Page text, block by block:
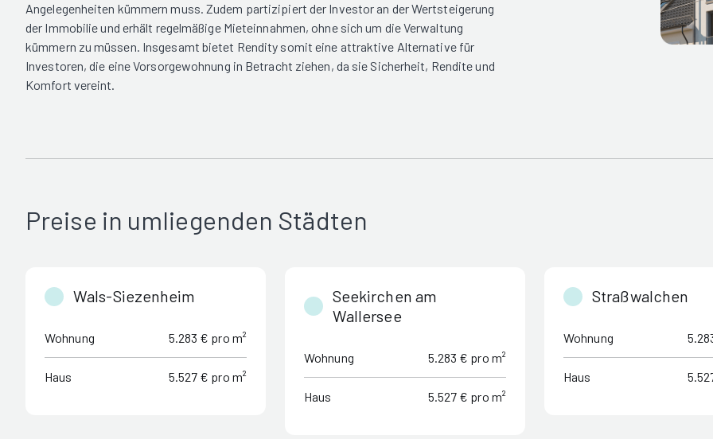
Angelegenheiten kümmern muss. Zudem partizipiert der Investor an der Wertsteigerung
der Immobilie und erhält regelmäßige Mieteinnahmen, ohne sich um die Verwaltung
kümmern zu müssen. Insgesamt bietet Rendity somit eine attraktive Alternative für
Investoren, die eine Vorsorgewohnung in Betracht ziehen, da sie Sicherheit, Rendite und
Komfort vereint.
Preise in umliegenden Städten
Wals-Siezenheim
Wohnung 5.283 € pro m²
Haus 5.527 € pro m²
Seekirchen am
Wallersee
Wohnung 5.283 € pro m²
Haus 5.527 € pro m²
Straßwalchen
Wohnung
Haus